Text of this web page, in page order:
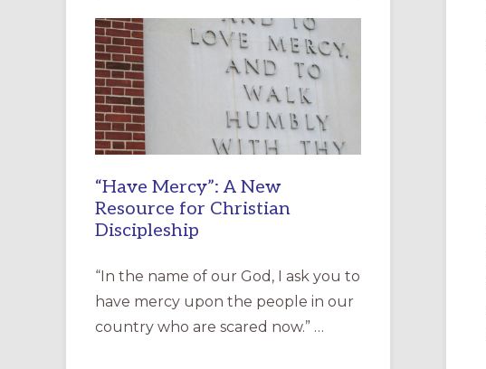
“Have Mercy”: A New
Resource for Christian
Discipleship
“In the name of our God, I ask you to
have mercy upon the people in our
country who are scared now.” …